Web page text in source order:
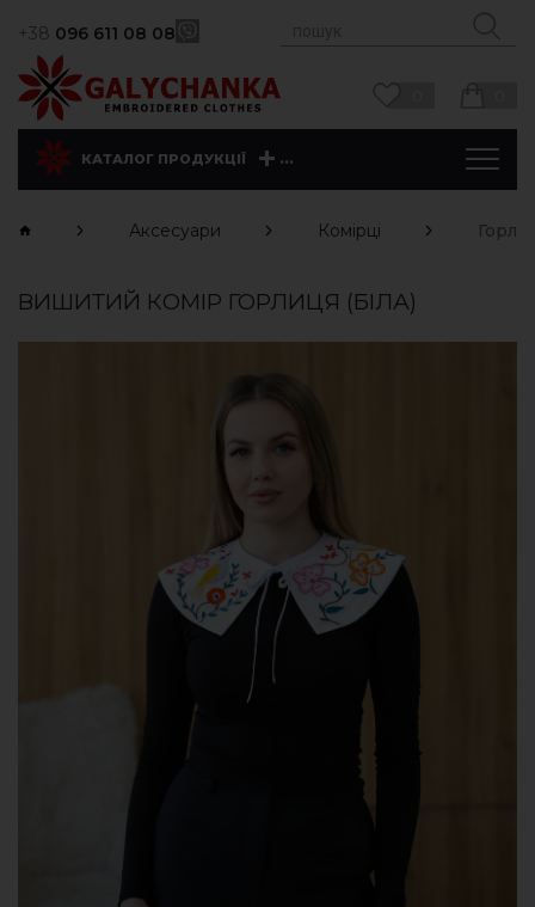
+38 096 611 08 08
КАТАЛОГ ПРОДУКЦІЇ ...
Аксесуари Комірці
ВИШИТИЙ КОМІР ГОРЛИЦЯ (БІЛА)